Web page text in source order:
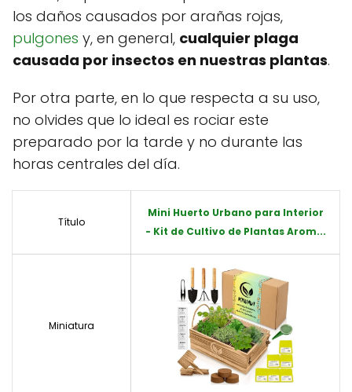
los daños causados por arañas rojas,
pulgones y, en general, cualquier plaga
causada por insectos en nuestras plantas.
Por otra parte, en lo que respecta a su uso,
no olvides que lo ideal es rociar este
preparado por la tarde y no durante las
horas centrales del día.
Título
Mini Huerto Urbano para Interior
- Kit de Cultivo de Plantas Arom...
Miniatura